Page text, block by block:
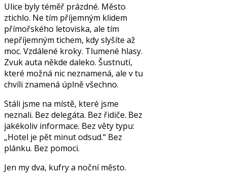
Ulice byly téměř prázdné. Město
ztichlo. Ne tím příjemným klidem
přímořského letoviska, ale tím
nepříjemným tichem, kdy slyšíte až
moc. Vzdálené kroky. Tlumené hlasy.
Zvuk auta někde daleko. Šustnutí,
které možná nic neznamená, ale v tu
chvíli znamená úplně všechno.
Stáli jsme na místě, které jsme
neznali. Bez delegáta. Bez řidiče. Bez
jakékoliv informace. Bez věty typu:
„Hotel je pět minut odsud.“ Bez
plánku. Bez pomoci.
Jen my dva, kufry a noční město.